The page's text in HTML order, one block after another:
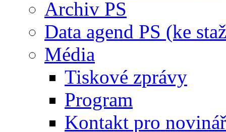
Archiv PS
Data agend PS (ke
Média
Tiskové zprávy
Program
Kontakt pro